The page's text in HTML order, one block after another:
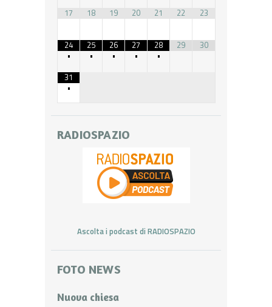
17
18 19 20 21 22 23
24
•
25
•
26
•
27
•
28
•
29 30
31
•
RADIOSPAZIO
Ascolta i podcast di RADIOSPAZIO
FOTO NEWS
Nuova chiesa